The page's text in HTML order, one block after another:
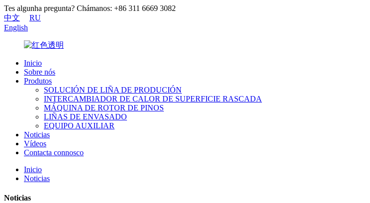
Tes algunha pregunta? Chámanos: +86 311 6669 3082
中文
RU
English
Inicio
Sobre nós
Produtos
SOLUCIÓN DE LIÑA DE PRODUCIÓN
INTERCAMBIADOR DE CALOR DE SUPERFICIE RASCADA
MÁQUINA DE ROTOR DE PINOS
LIÑAS DE ENVASADO
EQUIPO AUXILIAR
Noticias
Vídeos
Contacta connosco
Inicio
Noticias
Noticias